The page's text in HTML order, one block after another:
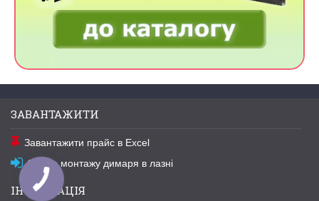
ЗАВАНТАЖИТИ
Завантажити прайс в Excel
Схема монтажу димаря в лазні
ІНФОРМАЦІЯ